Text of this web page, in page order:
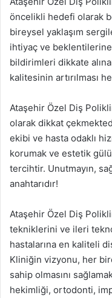
öncelikli hedefi olarak
bireysel yaklaşım
ihtiyaç ve
bildirimleri dikkate
kalitesinin artırılması
Ataşehir Özel Diş
olarak dikkat
ekibi ve hasta odaklı
korumak ve estetik
tercihtir. Unutmayın,
anahtarıdır!
Ataşehir Özel Diş
tekniklerini ve ileri
hastalarına en kaliteli
Kliniğin vizyonu, her
sahip olmasını
hekimliği, ortodonti,